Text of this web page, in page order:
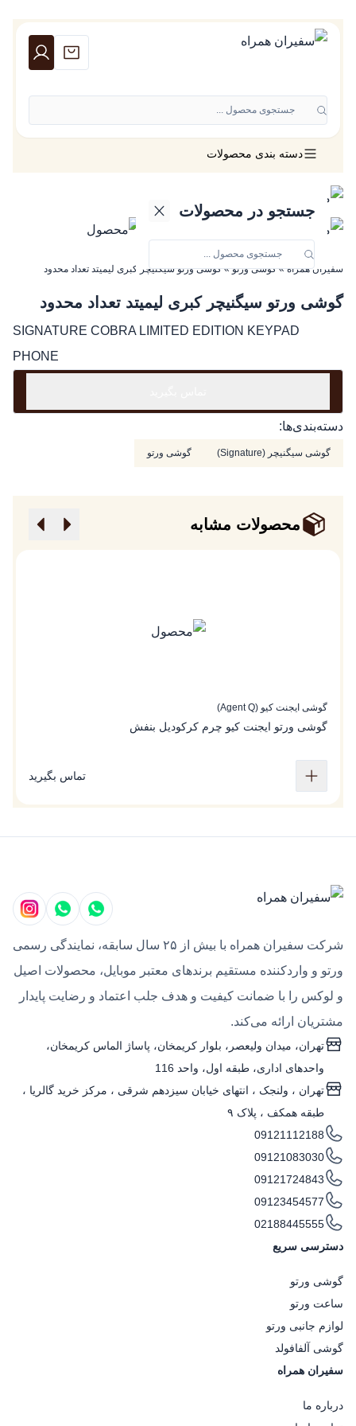
جستجوی محصول ...
جستجو در محصولات
دسته بندی محصولات
سفیران همراه»گوشی ورتو»گوشی ورتو سیگنیچر کبری لیمیتد تعداد محدود
گوشی ورتو سیگنیچر کبری لیمیتد تعداد محدود
SIGNATURE COBRA LIMITED EDITION KEYPAD
PHONE
دسته‌بندی‌ها:
گوشی سیگنیچر (Signature) گوشی ورتو
محصولات مشابه
گوشی ایجنت کیو (Agent Q)
گوشی‌ ورتو ایجنت کیو چرم کرکودیل بنفش
تماس بگیرید
شرکت سفیران همراه با بیش از ۲۵ سال سابقه، نمایندگی رسمی
ورتو و واردکننده مستقیم برندهای معتبر موبایل، محصولات اصیل
و لوکس را با ضمانت کیفیت و هدف جلب اعتماد و رضایت پایدار
مشتریان ارائه می‌کند.
تهران، میدان ولیعصر، بلوار کریمخان، پاساژ الماس کریمخان،
واحدهای اداری، طبقه اول، واحد 116
تهران ، ولنجک‌ ، انتهای خیابان سیزدهم شرقی ، مرکز خرید گالریا ،
طبقه همکف ، پلاک ۹
09121112188
09121083030
09121724843
09123454577
02188445555
دسترسی سریع
گوشی ورتو
ساعت ورتو
لوازم جانبی ورتو
گوشی آلفافولد
سفیران همراه
درباره ما